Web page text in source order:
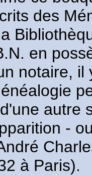
des
en
notaire,
autre
-
à Paris).